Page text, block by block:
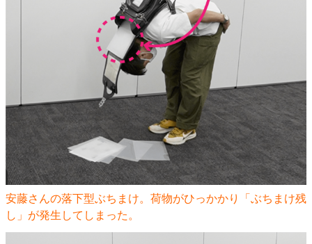
安藤さんの落下型ぶちまけ。荷物がひっかかり「ぶちまけ残
し」が発生してしまった。